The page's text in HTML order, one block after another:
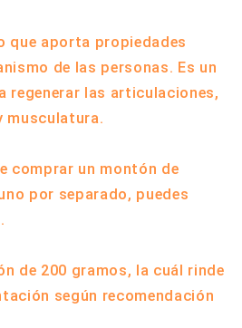
que aporta propiedades
de las personas. Es un
regenerar las articulaciones,
musculatura.
comprar un montón de
por separado, puedes
de 200 gramos, la cuál rinde
según recomendación